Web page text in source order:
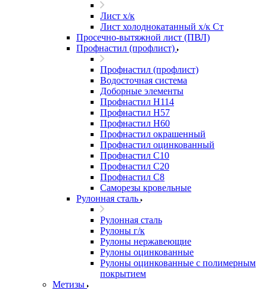
Лист х/к
Лист холоднокатанный х/к Ст
Просечно-вытяжной лист (ПВЛ)
Профнастил (профлист)
Профнастил (профлист)
Водосточная система
Доборные элементы
Профнастил Н114
Профнастил Н57
Профнастил Н60
Профнастил окрашенный
Профнастил оцинкованный
Профнастил С10
Профнастил С20
Профнастил С8
Саморезы кровельные
Рулонная сталь
Рулонная сталь
Рулоны г/к
Рулоны нержавеющие
Рулоны оцинкованные
Рулоны оцинкованные с полимерным
покрытием
Метизы